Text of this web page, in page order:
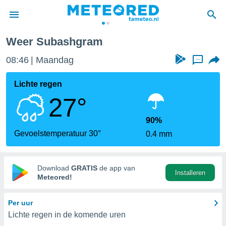
door
verstrekte
hoge
hebt de
voor
op basis
Weer Subashgram
08:46 Maandag ...
Lichte regen
27°
Gevoelstemperatuur 30°
90%
0.4 mm
Download GRATIS de app van
Meteored!
Installeren
Per uur
Lichte regen in de komende uren